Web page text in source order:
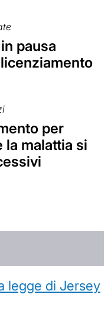
pausa
per
la malattia si
legge di Jersey